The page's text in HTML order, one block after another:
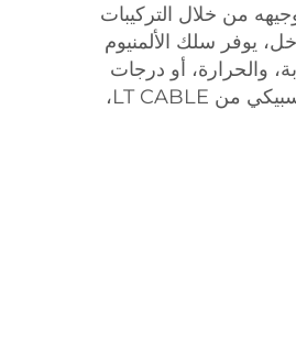
من خلال التركيبات
يوفر سلك الألمنيوم
والحرارة، أو درجات
الحرارة الباردة القصوى. كلما اخترت سلك الألمنيوم السبيكي من LT CABLE،